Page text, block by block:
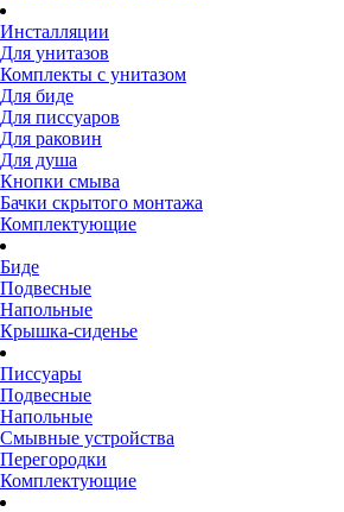
Инсталляции
Для унитазов
Комплекты с унитазом
Для биде
Для писсуаров
Для раковин
Для душа
Кнопки смыва
Бачки скрытого монтажа
Комплектующие
Биде
Подвесные
Напольные
Крышка-сиденье
Писсуары
Подвесные
Напольные
Смывные устройства
Перегородки
Комплектующие